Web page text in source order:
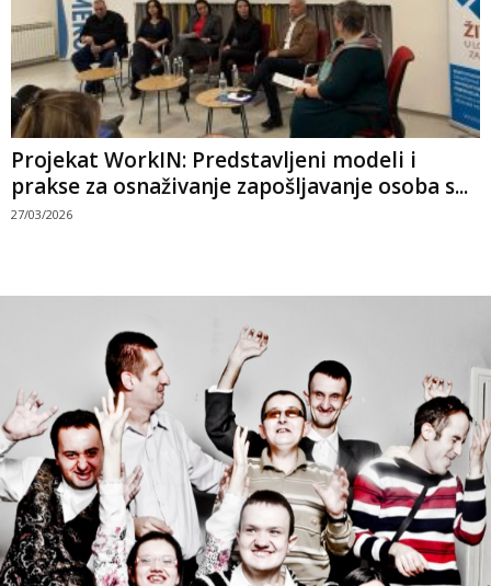
Projekat WorkIN: Predstavljeni modeli i
prakse za osnaživanje zapošljavanje osoba s...
27/03/2026